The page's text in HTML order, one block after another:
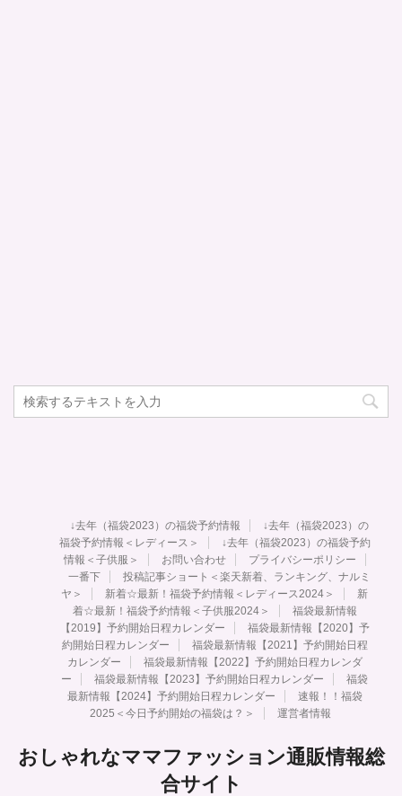
↓去年（福袋2023）の福袋予約情報
↓去年（福袋2023）の
福袋予約情報＜レディース＞
↓去年（福袋2023）の福袋予約
情報＜子供服＞
お問い合わせ
プライバシーポリシー
一番下
投稿記事ショート＜楽天新着、ランキング、ナルミ
ヤ＞
新着☆最新！福袋予約情報＜レディース2024＞
新
着☆最新！福袋予約情報＜子供服2024＞
福袋最新情報
【2019】予約開始日程カレンダー
福袋最新情報【2020】予
約開始日程カレンダー
福袋最新情報【2021】予約開始日程
カレンダー
福袋最新情報【2022】予約開始日程カレンダ
ー
福袋最新情報【2023】予約開始日程カレンダー
福袋
最新情報【2024】予約開始日程カレンダー
速報！！福袋
2025＜今日予約開始の福袋は？＞
運営者情報
おしゃれなママファッション通販情報総
合サイト